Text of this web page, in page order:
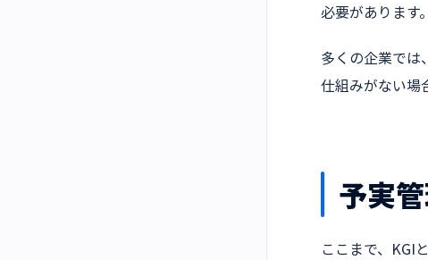
必要があります。
多くの企業では
仕組みがない場
予実
ここまで、KGI